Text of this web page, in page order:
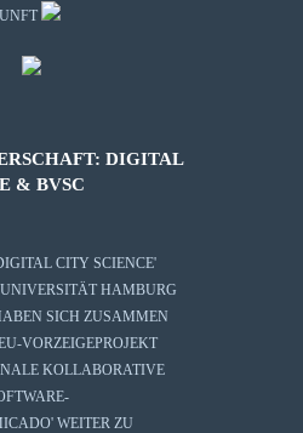
DIGITAL
& BVSC
CITY SCIENCE'
HAMBURG
SICH ZUSAMMEN
VORZEIGEPROJEKT
KOLLABORATIVE
WEITER ZU